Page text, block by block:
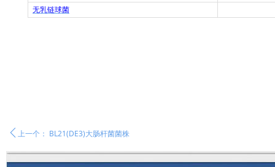
ꄴ 上一个： BL21(DE3)大肠杆菌菌株
无乳链球菌